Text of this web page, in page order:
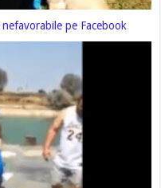
pe Facebook